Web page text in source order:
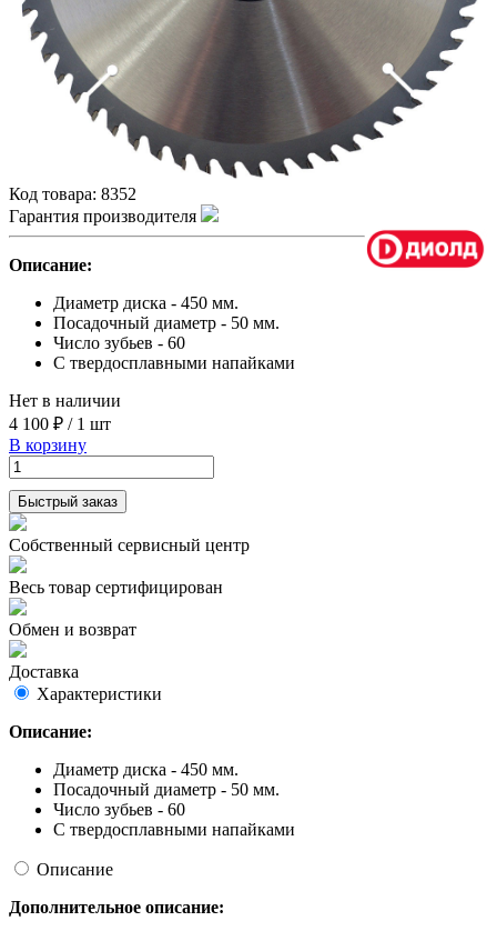
Код товара: 8352
Гарантия производителя
Описание:
Диаметр диска - 450 мм.
Посадочный диаметр - 50 мм.
Число зубьев - 60
С твердосплавными напайками
Нет в наличии
4 100 ₽ / 1 шт
В корзину
Быстрый заказ
Собственный сервисный центр
Весь товар сертифицирован
Обмен и возврат
Доставка
Характеристики
Описание:
Диаметр диска - 450 мм.
Посадочный диаметр - 50 мм.
Число зубьев - 60
С твердосплавными напайками
Описание
Дополнительное описание: